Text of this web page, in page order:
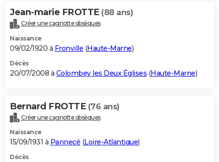
Jean-marie FROTTE (88 ans)
Créer une cagnotte obsèques
Naissance
09/02/1920 à Fronville (Haute-Marne)
Décès
20/07/2008 à Colombey les Deux Églises (Haute-Marne)
Bernard FROTTE (76 ans)
Créer une cagnotte obsèques
Naissance
15/09/1931 à Pannecé (Loire-Atlantique)
Décès